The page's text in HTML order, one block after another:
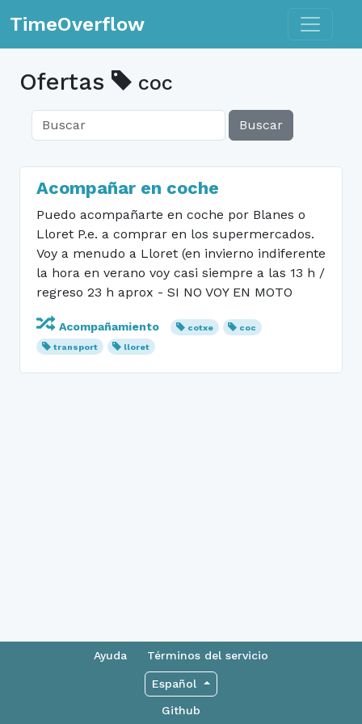
TimeOverflow Toggle
Ofertas coc
Buscar
Acompañar en coche
Puedo acompañarte en coche por Blanes o
Lloret P.e. a comprar en los supermercados.
Voy a menudo a Lloret (en invierno indiferente
la hora en verano voy casi siempre a las 13 h /
regreso 23 h aprox - SI NO VOY EN MOTO
Acompañamiento cotxe
coc
transport
lloret
Ayuda Términos del servicio
Español
Github